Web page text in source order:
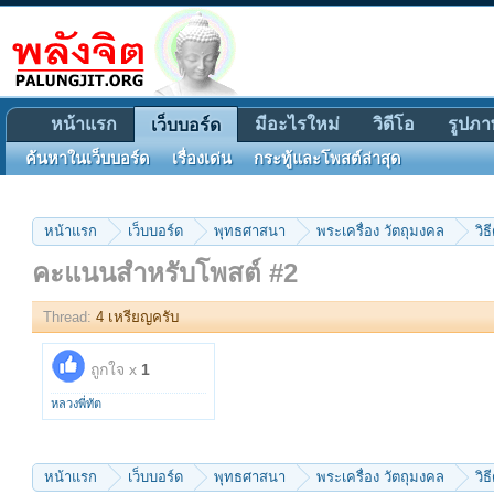
หน้าแรก เว็บบอร์ด พุทธศาสนา พระเครื่อง วัตถุมงคล วิธี
คะแนนสำหรับโพสต์ #2
Thread: 4 เหรียญครับ
ถูกใจ x 1
หลวงพี่ทัต
หน้าแรก เว็บบอร์ด พุทธศาสนา พระเครื่อง วัตถุมงคล วิธี
หน้าแรก เว็บบอร์ด
ค้นหาในเว็บบอร์ด เรื่องเด่น กระทู้และโพสต์ล่าสุด
มีอะไรใหม่ วิดีโอ รูปภ